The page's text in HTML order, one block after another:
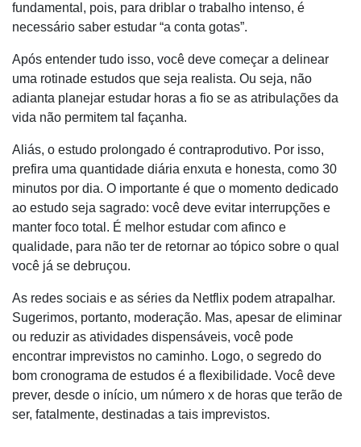
fundamental, pois, para driblar o trabalho intenso, é
necessário saber estudar “a conta gotas”.
Após entender tudo isso, você deve começar a delinear
uma rotinade estudos que seja realista. Ou seja, não
adianta planejar estudar horas a fio se as atribulações da
vida não permitem tal façanha.
Aliás, o estudo prolongado é contraprodutivo. Por isso,
prefira uma quantidade diária enxuta e honesta, como 30
minutos por dia. O importante é que o momento dedicado
ao estudo seja sagrado: você deve evitar interrupções e
manter foco total. É melhor estudar com afinco e
qualidade, para não ter de retornar ao tópico sobre o qual
você já se debruçou.
As redes sociais e as séries da Netflix podem atrapalhar.
Sugerimos, portanto, moderação. Mas, apesar de eliminar
ou reduzir as atividades dispensáveis, você pode
encontrar imprevistos no caminho. Logo, o segredo do
bom cronograma de estudos é a flexibilidade. Você deve
prever, desde o início, um número x de horas que terão de
ser, fatalmente, destinadas a tais imprevistos.